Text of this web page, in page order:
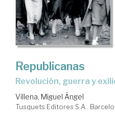
Republicanas
Revolución, guerra y
Villena, Miguel Ángel
Tusquets Editores S.A..